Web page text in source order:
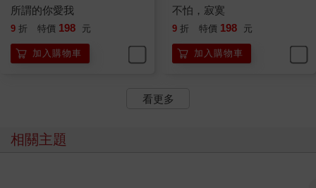
所謂的你愛我
9 折 特價 198 元
加入購物車
不怕，寂寞
9 折 特價 198 元
加入購物車
看更多
相關主題